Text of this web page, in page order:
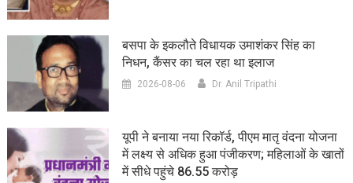
बसपा के इकलौते विधायक उमाशंकर सिंह का
निधन, कैंसर का चल रहा था इलाज
2026-08-06 Dr. Anil Tripathi
यूपी ने बनाया नया रिकॉर्ड, पीएम मातृ वंदना योजना
में लक्ष्य से अधिक हुआ पंजीकरण; महिलाओं के खातों
में सीधे पहुंचे 86.55 करोड़